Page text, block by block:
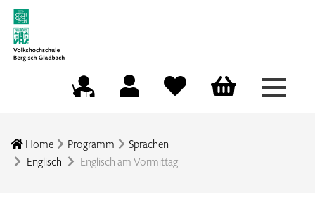
Menü
Home Programm
Sprachen
Englisch
Englisch am Vormittag